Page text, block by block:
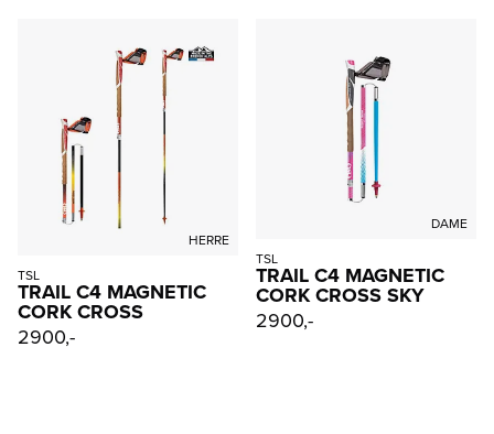
HERRE
TSL
TRAIL C4 MAGNETIC
CORK CROSS
2900,-
DAME
TSL
TRAIL C4 MAGNETIC
CORK CROSS SKY
2900,-